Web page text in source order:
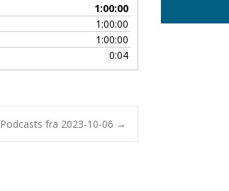
for
at
skrue
for
lyden.
1:00:00
1:00:00
1:00:00
0:04
Podcasts fra 2023-10-06 →